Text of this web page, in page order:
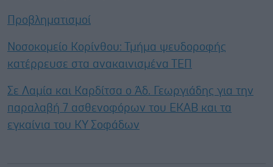
Προβληματισμοί
Νοσοκομείο Κορίνθου: Τμήμα ψευδοροφής
κατέρρευσε στα ανακαινισμένα ΤΕΠ
Σε Λαμία και Καρδίτσα ο Άδ. Γεωργιάδης για την
παραλαβή 7 ασθενοφόρων του ΕΚΑΒ και τα
εγκαίνια του ΚΥ Σοφάδων